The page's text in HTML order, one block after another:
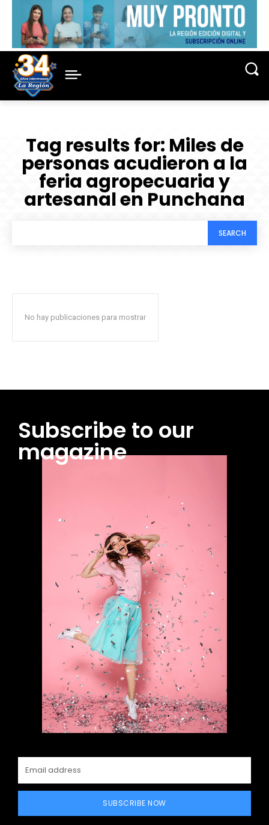
Tag results for: Miles de
personas acudieron a la
feria agropecuaria y
artesanal en Punchana
SEARCH
No hay publicaciones para mostrar
Subscribe to our
magazine
SUBSCRIBE NOW